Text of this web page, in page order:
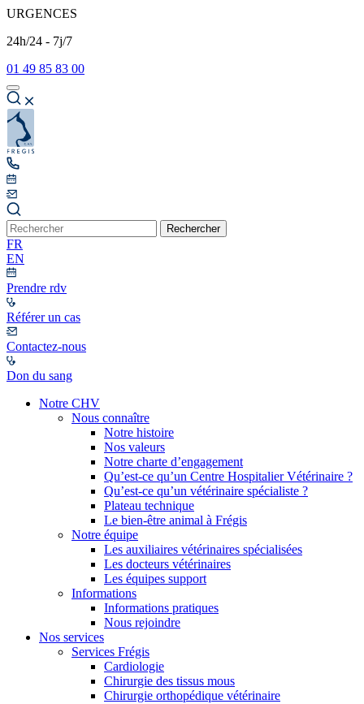
URGENCES
24h/24 - 7j/7
01 49 85 83 00
Rechercher
FR
EN
Prendre rdv
Référer un cas
Contactez-nous
Don du sang
Notre CHV
Nous connaître
Notre histoire
Nos valeurs
Notre charte d’engagement
Qu’est-ce qu’un Centre Hospitalier Vétérinaire ?
Qu’est-ce qu’un vétérinaire spécialiste ?
Plateau technique
Le bien-être animal à Frégis
Notre équipe
Les auxiliaires vétérinaires spécialisées
Les docteurs vétérinaires
Les équipes support
Informations
Informations pratiques
Nous rejoindre
Nos services
Services Frégis
Cardiologie
Chirurgie des tissus mous
Chirurgie orthopédique vétérinaire